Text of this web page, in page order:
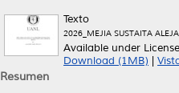
Texto
2026_MEJIA SUSTAITA
Available under License
Download (1MB)
Resumen